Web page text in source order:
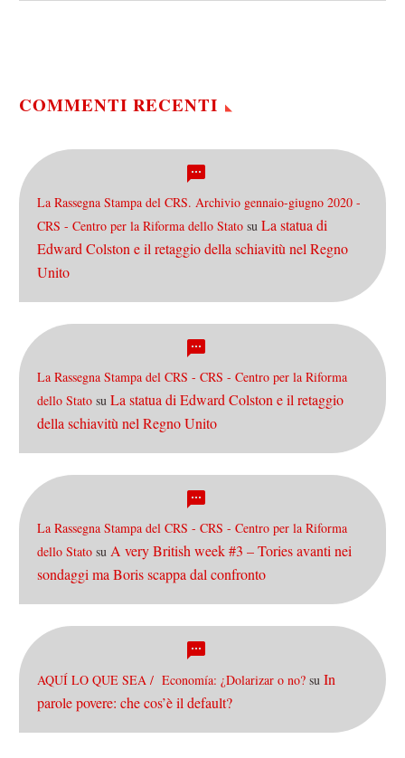
feudi…
COMMENTI RECENTI
La Rassegna Stampa del CRS. Archivio gennaio-giugno 2020 -
CRS - Centro per la Riforma dello Stato su La statua di
Edward Colston e il retaggio della schiavitù nel Regno
Unito
La Rassegna Stampa del CRS - CRS - Centro per la Riforma
dello Stato su La statua di Edward Colston e il retaggio
della schiavitù nel Regno Unito
La Rassegna Stampa del CRS - CRS - Centro per la Riforma
dello Stato su A very British week #3 – Tories avanti nei
sondaggi ma Boris scappa dal confronto
AQUÍ LO QUE SEA / Economía: ¿Dolarizar o no? su In
parole povere: che cos’è il default?